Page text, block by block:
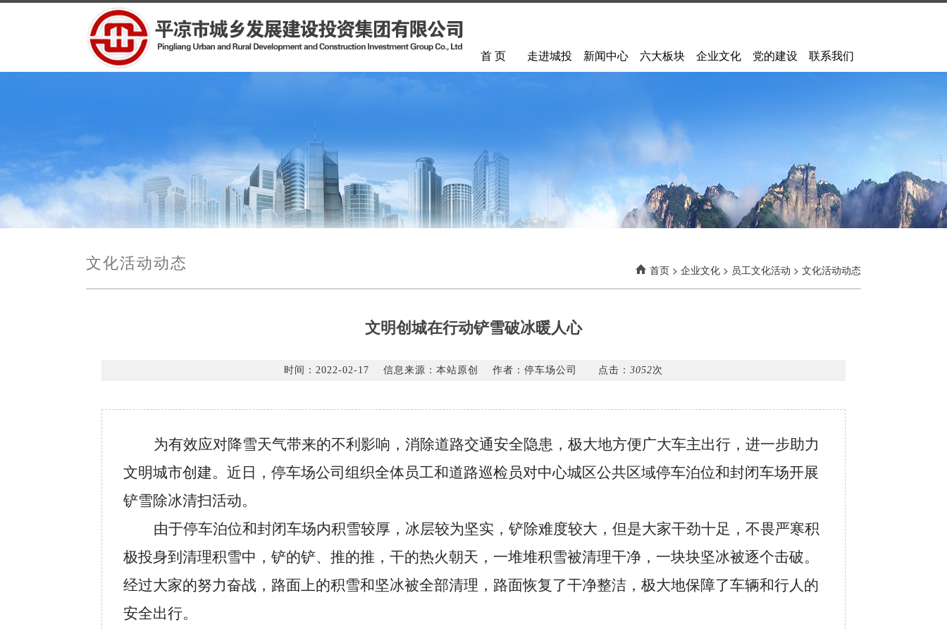
首 页 走进城投 新闻中心 六大板块 企业文化 党的建设 联系我们
文化活动动态 首页 > 企业文化 > 员工文化活动 > 文化活动动态
文明创城在行动铲雪破冰暖人心
时间：2022-02-17 信息来源：本站原创 作者：停车场公司 点击： 3052次
为有效应对降雪天气带来的不利影响，消除道路交通安全隐患，极大地方便广大车主出行，进一步助力
文明城市创建。近日，停车场公司组织全体员工和道路巡检员对中心城区公共区域停车泊位和封闭车场开展
铲雪除冰清扫活动。
由于停车泊位和封闭车场内积雪较厚，冰层较为坚实，铲除难度较大，但是大家干劲十足，不畏严寒积
极投身到清理积雪中，铲的铲、推的推，干的热火朝天，一堆堆积雪被清理干净，一块块坚冰被逐个击破。
经过大家的努力奋战，路面上的积雪和坚冰被全部清理，路面恢复了干净整洁，极大地保障了车辆和行人的
安全出行。